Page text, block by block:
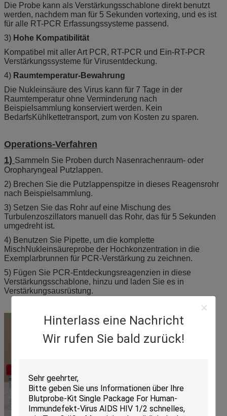
Hinterlass eine Nachricht
Wir rufen Sie bald zurück!
Die Probe kann als Verstärkungsschablone direkt benutzt
werden, nachdem man für 5 Sekunden vortexing, und es ist
für alle RT-PCR Erfassungssysteme passend.
3) Hohe Kompatibilität
Kompatibel mit aller Art PCR, RT-PCR und Ein-RT-PCR
Verstärkungssysteme für Virusentdeckung.
4) Raumtemperatur-Bewahrung
Die Nukleinsäure des Virus kann für 7 Tage in der
Raumtemperatur ohne Verminderung nach
Beispielsammlung konserviert werden. Kein
BedarfsKühlkettetransport, zum von Kosten zu sparen.
Operations-Verfahren
1) Sammeln Sie Proben durch Nasenrachenraum- oder
Oropharyngeal Putzlappen.
2) Brechen Sie die Putzlappenspitze in dieses Reagensrohr
nach Beispielsammlung.
3) Setzen Sie das Rohr auf eine Mischung des
Turbulenzoszillators manuell das Rohr, das für 5 Sekunden
umgedreht ist.
4) Benutzen Sie Pipette, um die komplette
MischNukleinsäureprobe der Hochkonzentration in die
Exemplarbrunnen für PCR-Verstärkung zu zeichnen.
5) Fügen Sie PCR-Entdeckungsreagenzien in diese
Verstärkungsschablone, hinzu und laden Sie es in
Verstärkungsausrüstung.